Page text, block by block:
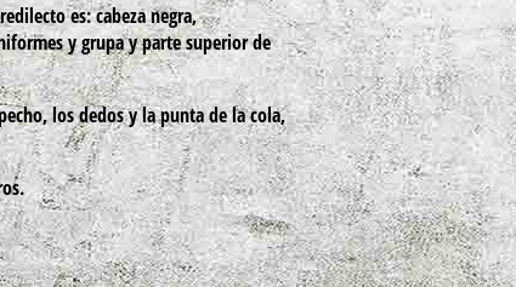
es: cabeza negra,
y grupa y parte superior de
los dedos y la punta de la cola,